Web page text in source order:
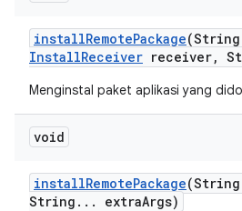
installRemotePackage(String
InstallReceiver receiver,
Menginstal paket aplikasi yang
void
installRemotePackage(String
String . . . extraArgs)